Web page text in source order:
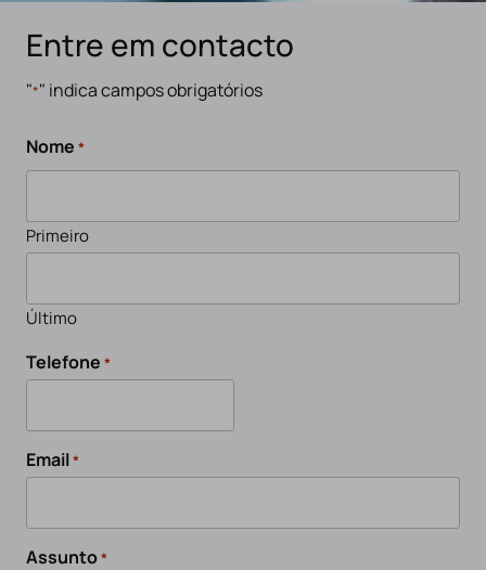
Entre em contacto
"*" indica campos obrigatórios
Nome *
Primeiro
Último
Telefone *
Email*
Assunto*